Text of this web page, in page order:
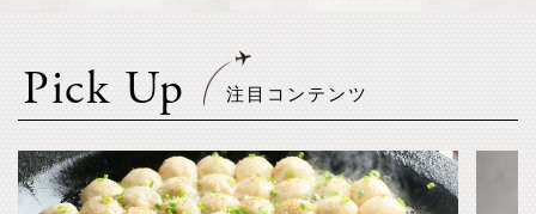
Pick Up